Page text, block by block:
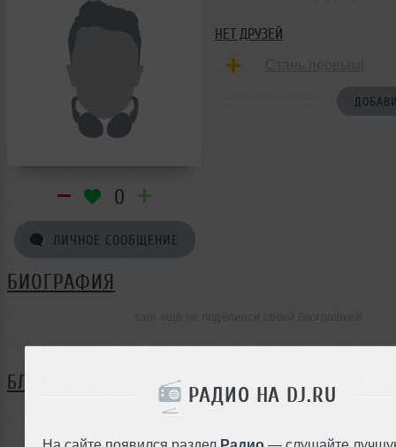
РАДИО НА DJ.RU
На сайте появился раздел Радио — слушайте
0
ЛИЧНОЕ СООБЩЕНИЕ
НЕТ ДРУЗЕЙ
БИОГРАФИЯ
БЛОГ